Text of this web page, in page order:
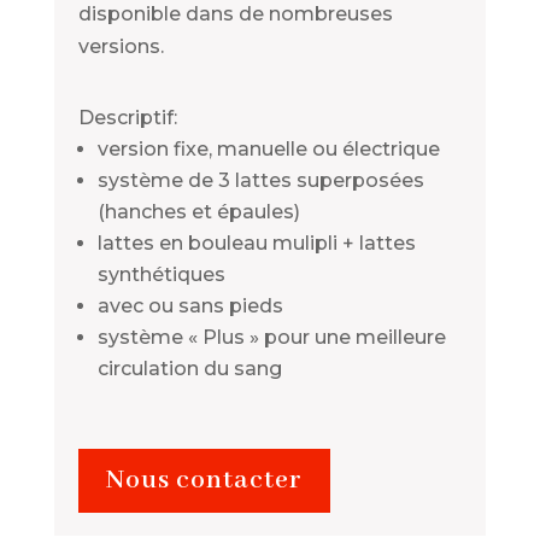
disponible dans de nombreuses
versions.
Descriptif:
version fixe, manuelle ou électrique
système de 3 lattes superposées
(hanches et épaules)
lattes en bouleau mulipli + lattes
synthétiques
avec ou sans pieds
système « Plus » pour une meilleure
circulation du sang
Nous contacter